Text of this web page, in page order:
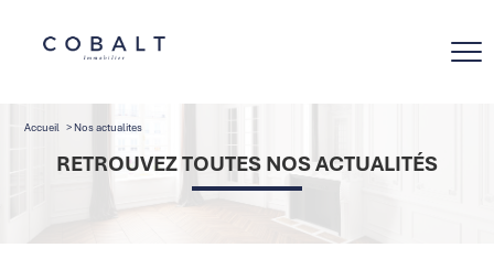
Accueil Nos actualites
RETROUVEZ TOUTES NOS ACTUALITÉS